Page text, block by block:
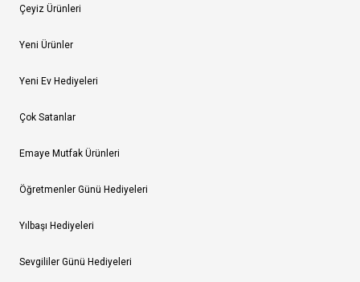
Çeyiz Ürünleri
Yeni Ürünler
Yeni Ev Hediyeleri
Çok Satanlar
Emaye Mutfak Ürünleri
Öğretmenler Günü Hediyeleri
Yılbaşı Hediyeleri
Sevgililer Günü Hediyeleri